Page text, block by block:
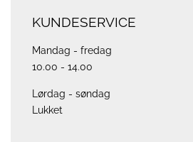
KUNDESERVICE
Mandag - fredag
10.00 - 14.00
Lørdag - søndag
Lukket